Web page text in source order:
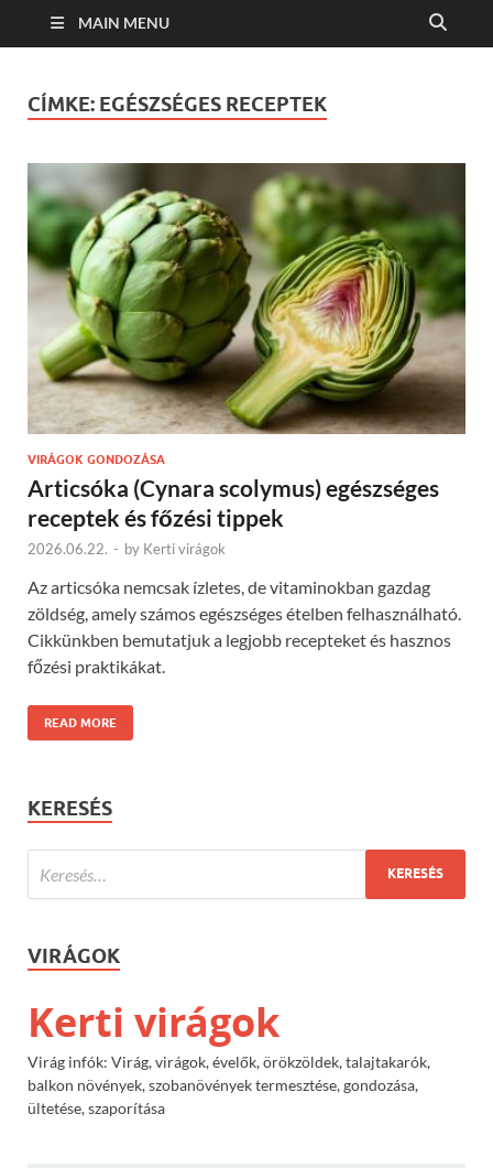
MAIN MENU
CÍMKE: EGÉSZSÉGES RECEPTEK
VIRÁGOK GONDOZÁSA
Articsóka (Cynara scolymus) egészséges
receptek és főzési tippek
2026.06.22. - by Kerti virágok
Az articsóka nemcsak ízletes, de vitaminokban gazdag
zöldség, amely számos egészséges ételben felhasználható.
Cikkünkben bemutatjuk a legjobb recepteket és hasznos
főzési praktikákat.
READ MORE
KERESÉS
VIRÁGOK
Kerti virágok
Virág infók: Virág, virágok, évelők, örökzöldek, talajtakarók,
balkon növények, szobanövények termesztése, gondozása,
ültetése, szaporítása